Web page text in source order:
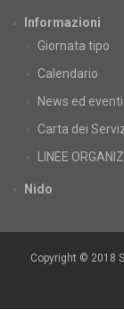
Informazioni
Giornata tipo
Calendario
News ed eventi
Carta dei
LINEE
Nido
Copyright © 2018